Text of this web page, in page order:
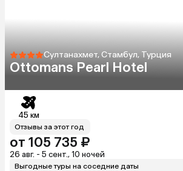
Султанахмет, Стамбул, Турция
Ottomans Pearl Hotel
45 км
Отзывы за этот год
от 105 735 ₽
26 авг. - 5 сент., 10 ночей
Выгодные туры на соседние даты